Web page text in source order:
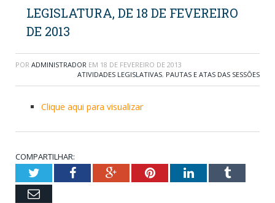
LEGISLATURA, DE 18 DE FEVEREIRO
DE 2013
POR ADMINISTRADOR EM 18 DE FEVEREIRO DE 2013
ATIVIDADES LEGISLATIVAS, PAUTAS E ATAS DAS SESSÕES
Clique aqui para visualizar
COMPARTILHAR:
TwitterFacebookGoogle+PinterestLinkedInTumblr
Email